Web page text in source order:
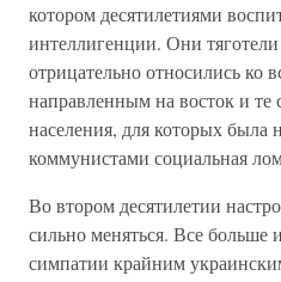
котором десятилетиями
интеллигенции. Они
отрицательно относились ко
направленным на восток и те
населения, для которых была
коммунистами социальная
Во втором десятилетии
сильно меняться. Все больше
симпатии крайним